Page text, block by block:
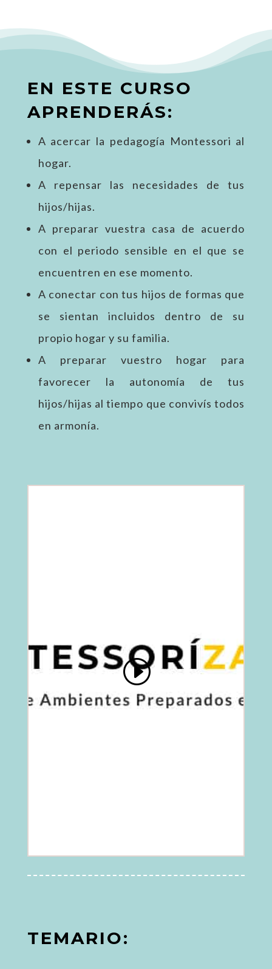
EN ESTE CURSO
APRENDERÁS:
A acercar la pedagogía Montessori al
hogar.
A repensar las necesidades de tus
hijos/hijas.
A preparar vuestra casa de acuerdo
con el periodo sensible en el que se
encuentren en ese momento.
A conectar con tus hijos de formas que
se sientan incluidos dentro de su
propio hogar y su familia.
A preparar vuestro hogar para
favorecer la autonomía de tus
hijos/hijas al tiempo que convivís todos
en armonía.
TEMARIO: